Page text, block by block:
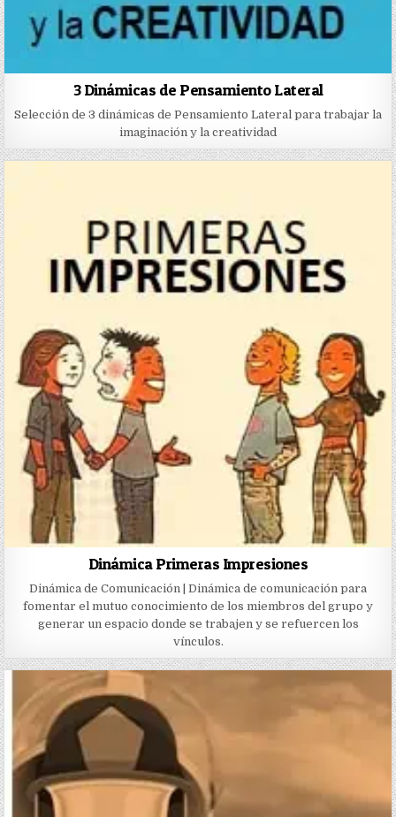
3 Dinámicas de Pensamiento Lateral
Selección de 3 dinámicas de Pensamiento Lateral para trabajar la
imaginación y la creatividad
Dinámica Primeras Impresiones
Dinámica de Comunicación | Dinámica de comunicación para
fomentar el mutuo conocimiento de los miembros del grupo y
generar un espacio donde se trabajen y se refuercen los
vínculos.